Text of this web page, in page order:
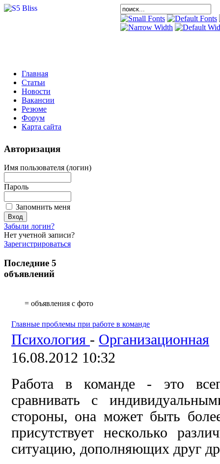
Главная
Статьи
Новости
Вакансии
Резюме
Форум
Карта сайта
Авторизация
Имя пользователя (логин)
Пароль
Запомнить меня
Забыли логин?
Нет учетной записи?
Зарегистрироваться
Последние 5
объявлений
= объявления с фото
Главные проблемы при работе в команде
Психология - Организационная
16.08.2012 10:32
Работа в команде - это
сравнивать с
стороны, она может быть
присутствует несколько
ситуацию, дополняющих друг